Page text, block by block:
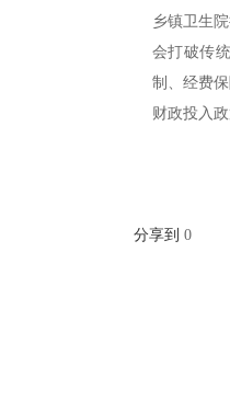
乡镇卫生
会打破传
制、经费
财政投入
分享到 0